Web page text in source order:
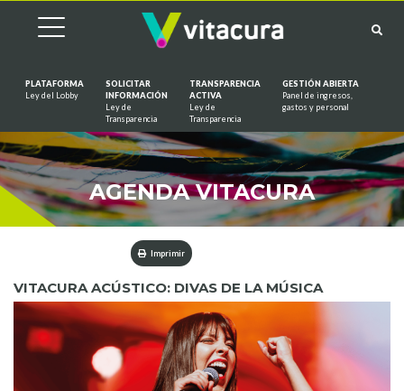
PLATAFORMA
Ley del Lobby
SOLICITAR
INFORMACIÓN
Ley de
Transparencia
TRANSPARENCIA
ACTIVA
Ley de
Transparencia
GESTIÓN ABIERTA
Panel de ingresos,
gastos y personal
AGENDA VITACURA
Imprimir
VITACURA ACÚSTICO: DIVAS DE LA MÚSICA